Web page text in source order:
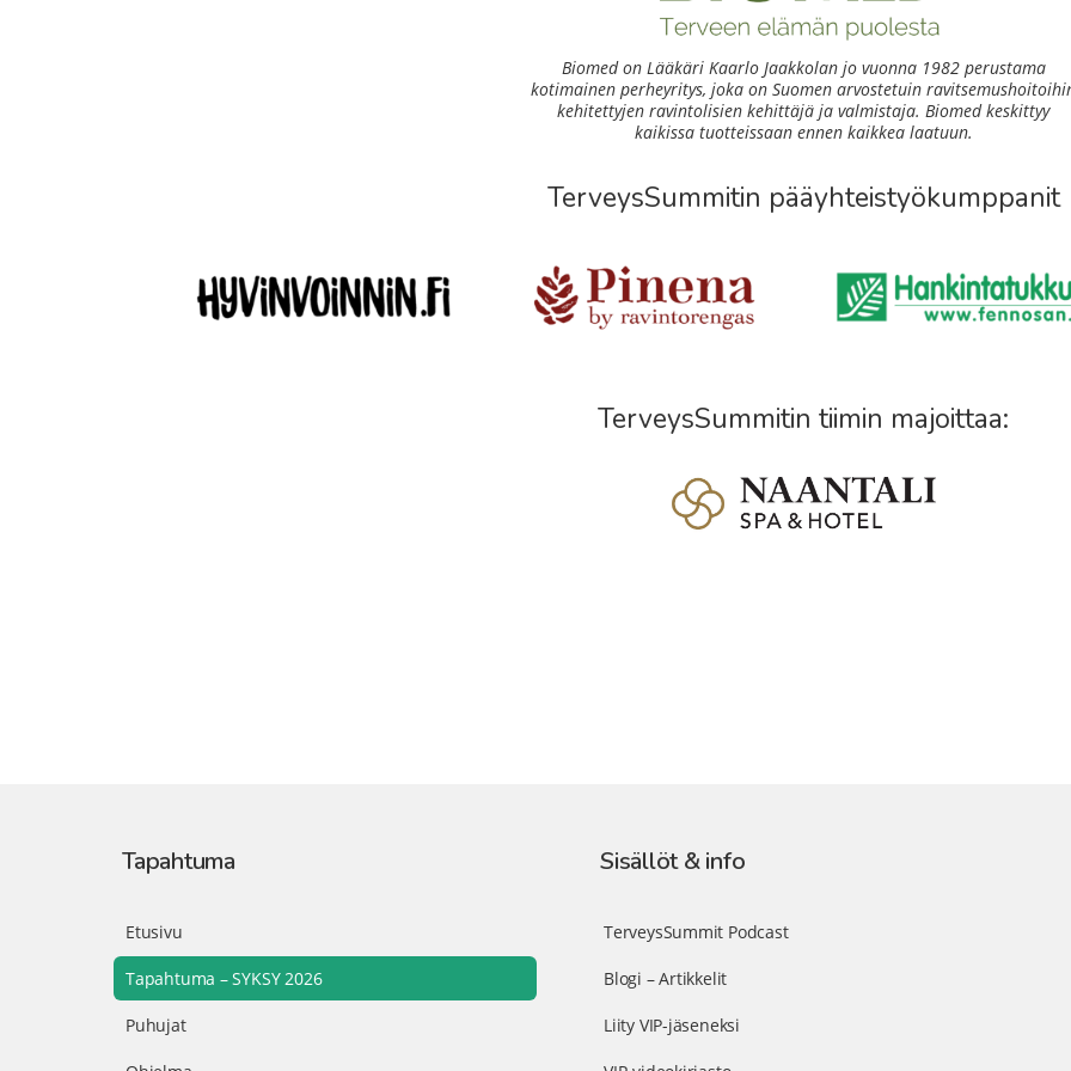
Biomed on Lääkäri Kaarlo Jaakkolan jo vuonna 1982 perustama
kotimainen perheyritys, joka on Suomen arvostetuin
kehitettyjen ravintolisien kehittäjä ja valmistaja. Biomed keskittyy
kaikissa tuotteissaan ennen kaikkea laatuun.
TerveysSummitin pääyhteistyökumppanit
TerveysSummitin tiimin majoittaa:
Tapahtuma
Etusivu
Tapahtuma – SYKSY 2026
Puhujat
Sisällöt & info
TerveysSummit Podcast
Blogi – Artikkelit
Liity VIP-jäseneksi